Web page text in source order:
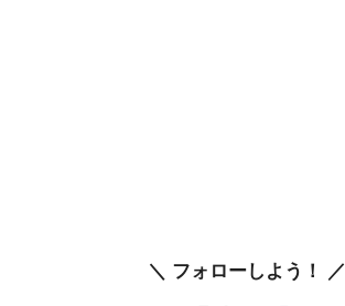
＼ フォローしよう！ ／